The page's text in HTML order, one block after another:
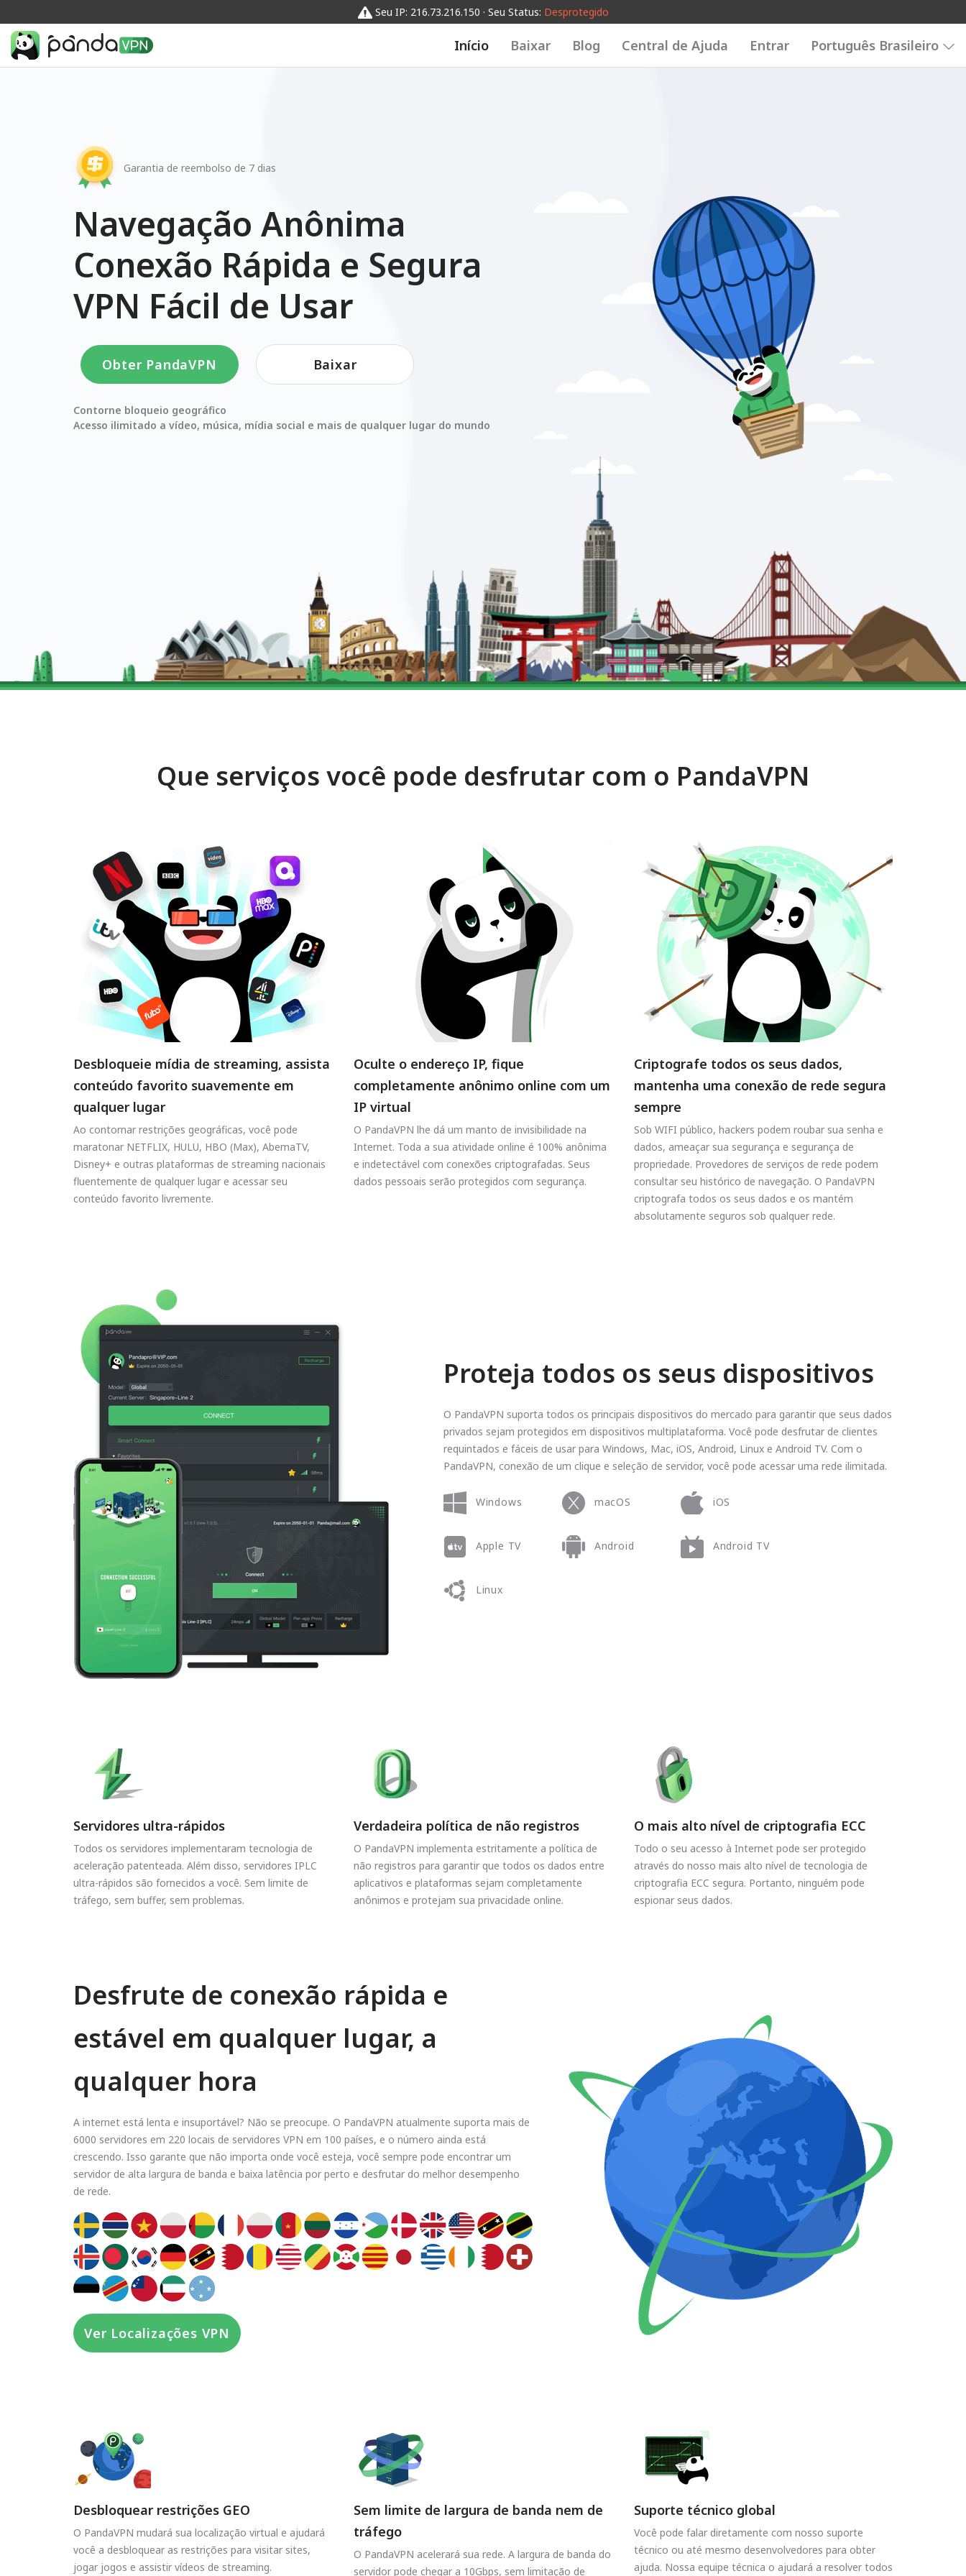
Seu IP: 216.73.216.150 · Seu Status: Desprotegido
Início Baixar Blog Central de Ajuda Entrar Português Brasileiro
Garantia de reembolso de 7 dias
Navegação Anônima
Conexão Rápida e Segura
VPN Fácil de Usar
Obter PandaVPN Baixar
Contorne bloqueio geográfico
Acesso ilimitado a vídeo, música, mídia social e mais de qualquer lugar do mundo
Que serviços você pode desfrutar com o PandaVPN
Desbloqueie mídia de streaming, assista
conteúdo favorito suavemente em
qualquer lugar
Ao contornar restrições geográficas, você pode
maratonar NETFLIX, HULU, HBO (Max), AbemaTV,
Disney+ e outras plataformas de streaming nacionais
fluentemente de qualquer lugar e acessar seu
conteúdo favorito livremente.
Oculte o endereço IP, fique
completamente anônimo online com um
IP virtual
O PandaVPN lhe dá um manto de invisibilidade na
Internet. Toda a sua atividade online é 100% anônima
e indetectável com conexões criptografadas. Seus
dados pessoais serão protegidos com segurança.
Criptografe todos os seus dados,
mantenha uma conexão de rede segura
sempre
Sob WIFI público, hackers podem roubar sua senha e
dados, ameaçar sua segurança e segurança de
propriedade. Provedores de serviços de rede podem
consultar seu histórico de navegação. O PandaVPN
criptografa todos os seus dados e os mantém
absolutamente seguros sob qualquer rede.
Proteja todos os seus dispositivos
O PandaVPN suporta todos os principais dispositivos do mercado para garantir que seus dados
privados sejam protegidos em dispositivos multiplataforma. Você pode desfrutar de clientes
requintados e fáceis de usar para Windows, Mac, iOS, Android, Linux e Android TV. Com o
PandaVPN, conexão de um clique e seleção de servidor, você pode acessar uma rede ilimitada.
Windows macOS iOS
Apple TV Android Android TV
Linux
Servidores ultra-rápidos
Todos os servidores implementaram tecnologia de
aceleração patenteada. Além disso, servidores IPLC
ultra-rápidos são fornecidos a você. Sem limite de
tráfego, sem buffer, sem problemas.
Verdadeira política de não registros
O PandaVPN implementa estritamente a política de
não registros para garantir que todos os dados entre
aplicativos e plataformas sejam completamente
anônimos e protejam sua privacidade online.
O mais alto nível de criptografia ECC
Todo o seu acesso à Internet pode ser protegido
através do nosso mais alto nível de tecnologia de
criptografia ECC segura. Portanto, ninguém pode
espionar seus dados.
Desfrute de conexão rápida e
estável em qualquer lugar, a
qualquer hora
A internet está lenta e insuportável? Não se preocupe. O PandaVPN atualmente suporta mais de
6000 servidores em 220 locais de servidores VPN em 100 países, e o número ainda está
crescendo. Isso garante que não importa onde você esteja, você sempre pode encontrar um
servidor de alta largura de banda e baixa latência por perto e desfrutar do melhor desempenho
de rede.
Ver Localizações VPN
Desbloquear restrições GEO
O PandaVPN mudará sua localização virtual e ajudará
você a desbloquear as restrições para visitar sites,
jogar jogos e assistir vídeos de streaming.
Sem limite de largura de banda nem de
tráfego
O PandaVPN acelerará sua rede. A largura de banda do
servidor pode chegar a 10Gbps, sem limitação de
Suporte técnico global
Você pode falar diretamente com nosso suporte
técnico ou até mesmo desenvolvedores para obter
ajuda. Nossa equipe técnica o ajudará a resolver todos